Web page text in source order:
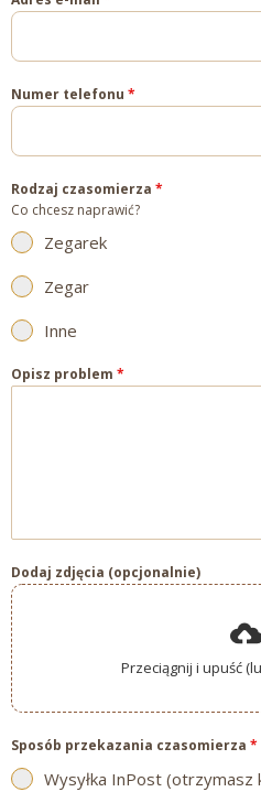
Numer telefonu *
Rodzaj czasomierza *
Co chcesz naprawić?
Zegarek
Zegar
Inne
Opisz problem *
Dodaj zdjęcia (opcjonalnie)
Przeciągnij i upuść
Sposób przekazania czasomierza *
Wysyłka InPost (otrzymasz